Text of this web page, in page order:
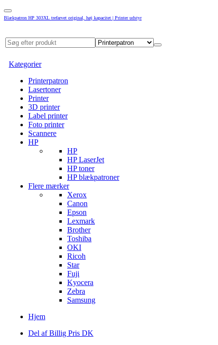
Blækpatron HP 303XL trefarvet original, høj kapacitet | Printer udstyr
Kategorier
Printerpatron
Lasertoner
Printer
3D printer
Label printer
Foto printer
Scannere
HP
HP
HP LaserJet
HP toner
HP blækpatroner
Flere mærker
Xerox
Canon
Epson
Lexmark
Brother
Toshiba
OKI
Ricoh
Star
Fuji
Kyocera
Zebra
Samsung
Hjem
Del af Billig Pris DK